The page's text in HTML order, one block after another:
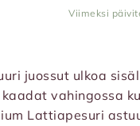
Viimeksi
juossut ulkoa
vahingossa
Lattiapesuri